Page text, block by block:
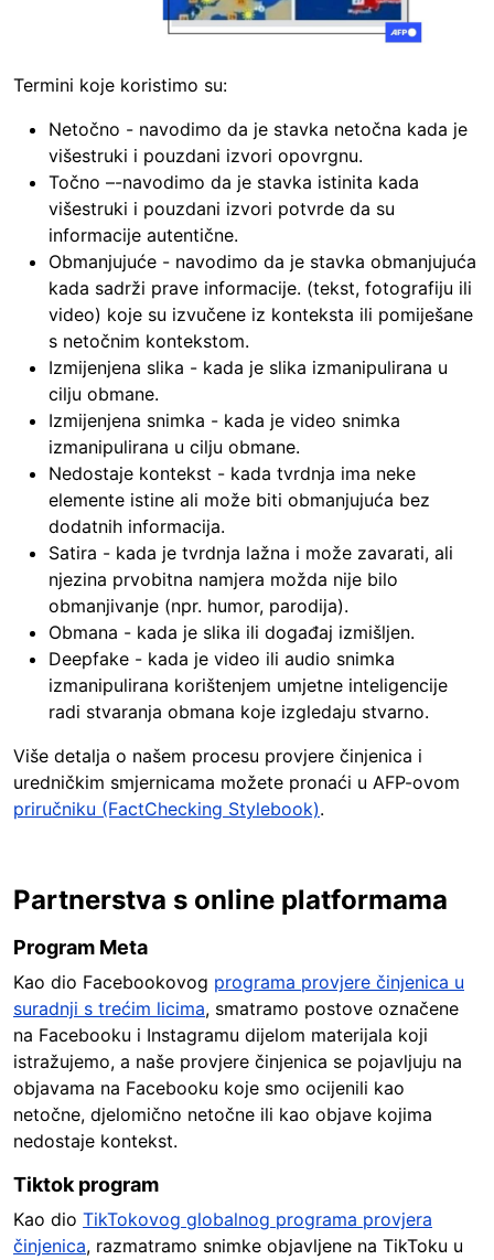
Termini koje koristimo su:
Netočno - navodimo da je stavka netočna kada je
višestruki i pouzdani izvori opovrgnu.
Točno –-navodimo da je stavka istinita kada
višestruki i pouzdani izvori potvrde da su
informacije autentične.
Obmanjujuće - navodimo da je stavka obmanjujuća
kada sadrži prave informacije. (tekst, fotografiju ili
video) koje su izvučene iz konteksta ili pomiješane
s netočnim kontekstom.
Izmijenjena slika - kada je slika izmanipulirana u
cilju obmane.
Izmijenjena snimka - kada je video snimka
izmanipulirana u cilju obmane.
Nedostaje kontekst - kada tvrdnja ima neke
elemente istine ali može biti obmanjujuća bez
dodatnih informacija.
Satira - kada je tvrdnja lažna i može zavarati, ali
njezina prvobitna namjera možda nije bilo
obmanjivanje (npr. humor, parodija).
Obmana - kada je slika ili događaj izmišljen.
Deepfake - kada je video ili audio snimka
izmanipulirana korištenjem umjetne inteligencije
radi stvaranja obmana koje izgledaju stvarno.
Više detalja o našem procesu provjere činjenica i
uredničkim smjernicama možete pronaći u AFP-ovom
priručniku (FactChecking Stylebook).
Partnerstva s online platformama
Program Meta
Kao dio Facebookovog programa provjere činjenica u
suradnji s trećim licima, smatramo postove označene
na Facebooku i Instagramu dijelom materijala koji
istražujemo, a naše provjere činjenica se pojavljuju na
objavama na Facebooku koje smo ocijenili kao
netočne, djelomično netočne ili kao objave kojima
nedostaje kontekst.
Tiktok program
Kao dio TikTokovog globalnog programa provjera
činjenica, razmatramo snimke objavljene na TikToku u